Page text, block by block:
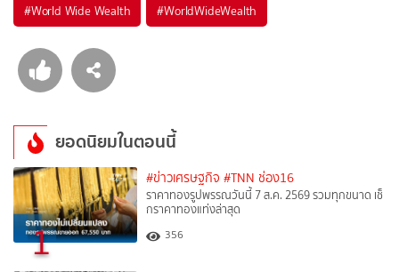
#World Wide Wealth #WorldWideWealth
ยอดนิยมในตอนนี้
1
#ข่าวเศรษฐกิจ #TNN ช่อง16
ราคาทองรูปพรรณวันนี้ 7 ส.ค. 2569 รวมทุกขนาด เช็
กราคาทองแท่งล่าสุด
356